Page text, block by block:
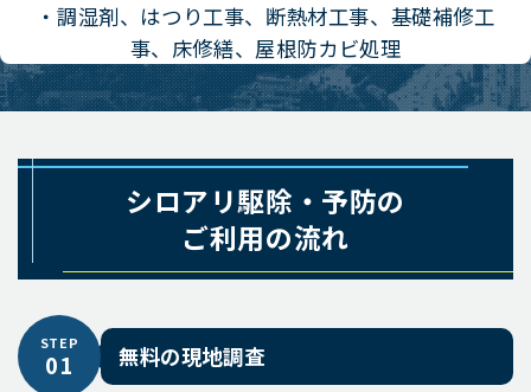
・調湿剤、はつり工事、断熱材工事、基礎補修工
事、床修繕、屋根防カビ処理
シロアリ駆除・予防の
ご利用の流れ
STEP
01 無料の現地調査